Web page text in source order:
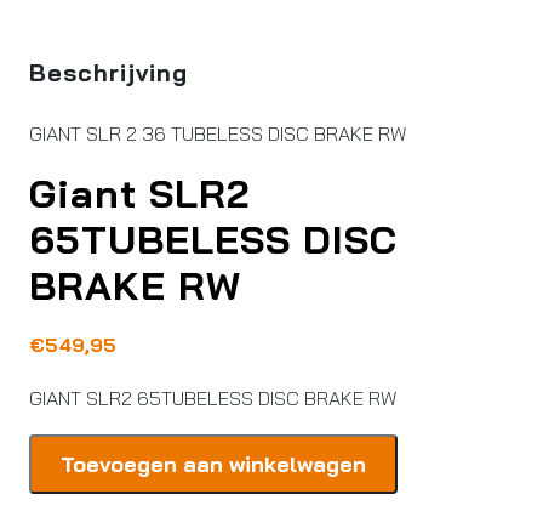
Beschrijving
GIANT SLR 2 36 TUBELESS DISC BRAKE RW
Giant SLR2
65TUBELESS DISC
BRAKE RW
€549,95
GIANT SLR2 65TUBELESS DISC BRAKE RW
SLR2Toevoegen aan winkelwagen